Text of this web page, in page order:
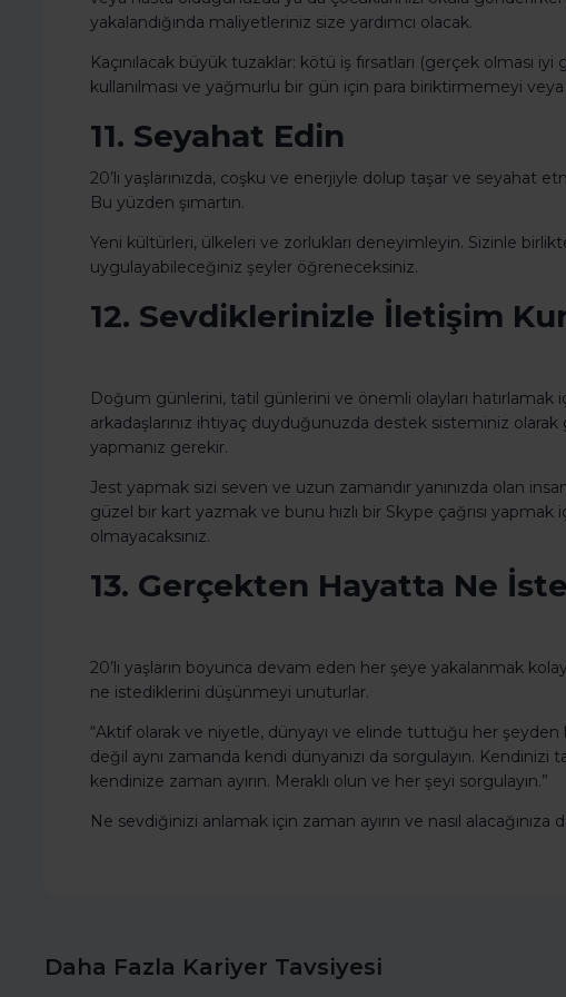
yakalandığında maliyetleriniz size yardımcı olacak.
Kaçınılacak büyük tuzaklar: kötü iş fırsatları (gerçek olması iyi
kullanılması ve yağmurlu bir gün için para biriktirmemeyi
11. Seyahat Edin
20’li yaşlarınızda, coşku ve enerjiyle dolup taşar ve seyahat
Bu yüzden şımartın.
Yeni kültürleri, ülkeleri ve zorlukları deneyimleyin. Sizinle
uygulayabileceğiniz şeyler öğreneceksiniz.
12. Sevdiklerinizle İletişim
Doğum günlerini, tatil günlerini ve önemli olayları hatırlamak
arkadaşlarınız ihtiyaç duyduğunuzda destek sisteminiz olarak
yapmanız gerekir.
Jest yapmak sizi seven ve uzun zamandır yanınızda olan
güzel bir kart yazmak ve bunu hızlı bir Skype çağrısı yapmak
olmayacaksınız.
13. Gerçekten Hayatta Ne
20’li yaşların boyunca devam eden her şeye yakalanmak
ne istediklerini düşünmeyi unuturlar.
“Aktif olarak ve niyetle, dünyayı ve elinde tuttuğu her şeyden
değil aynı zamanda kendi dünyanızı da sorgulayın.
kendinize zaman ayırın. Meraklı olun ve her şeyi sorgulayın.”
Ne sevdiğinizi anlamak için zaman ayırın ve nasıl alacağınıza
Daha Fazla Kariyer Tavsiyesi